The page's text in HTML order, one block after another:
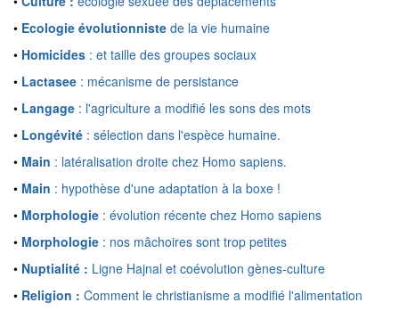
• Ecologie évolutionniste de la vie humaine
• Homicides : et taille des groupes sociaux
• Lactasee : mécanisme de persistance
• Langage : l'agriculture a modifié les sons des mots
• Longévité : sélection dans l'espèce humaine.
• Main : latéralisation droite chez Homo sapiens.
• Main : hypothèse d'une adaptation à la boxe !
• Morphologie : évolution récente chez Homo sapiens
• Morphologie : nos mâchoires sont trop petites
• Nuptialité : Ligne Hajnal et coévolution gènes-culture
• Religion : Comment le christianisme a modifié l'alimentation